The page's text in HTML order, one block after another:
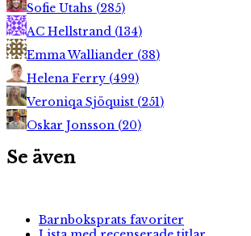
Sofie Utahs (285)
AC Hellstrand (134)
Emma Walliander (38)
Helena Ferry (499)
Veroniqa Sjöquist (251)
Oskar Jonsson (20)
Se även
Barnboksprats favoriter